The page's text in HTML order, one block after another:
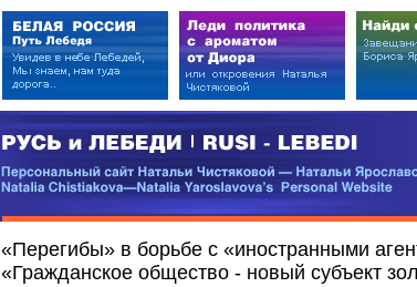
РУСЬ и ЛЕБЕДИ | RUSI — LEBEDI
Персональный сайт Натальи Чистяковой — Натальи Ярославовой
«Перегибы» в борьбе с «иностранными
«Гражданское общество - новый субъект